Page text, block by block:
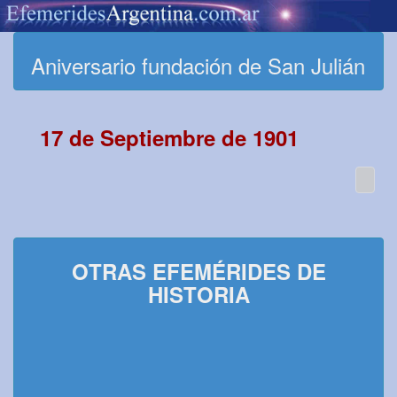
Aniversario fundación de San Julián
17 de Septiembre de 1901
OTRAS EFEMÉRIDES DE
HISTORIA